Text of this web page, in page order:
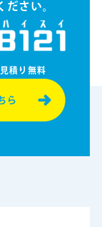
ださい。
積り無料